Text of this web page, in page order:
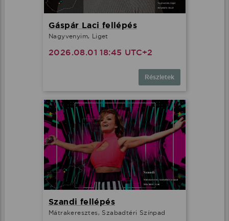
Gáspár Laci fellépés
Nagyvenyim, Liget
2026.08.01 18:45 UTC+2
Részletek
Szandi fellépés
Mátrakeresztes, Szabadtéri Színpad